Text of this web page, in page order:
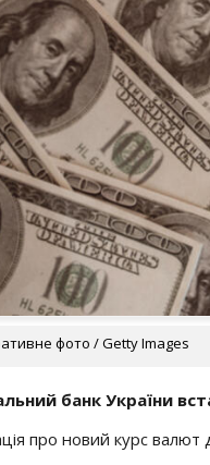
фото / Getty Images
банк України
про новий курс валют